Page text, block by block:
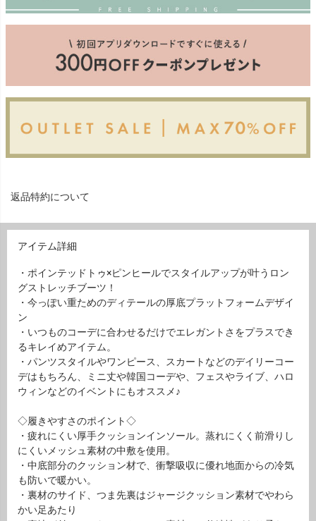
返品特約について
アイテム詳細
・ポインテッドトゥ×ピンヒールでスタイルアップが叶うロン
グストレッチブーツ！
・今っぽい重ためのディテールの厚底プラットフォームデザイ
ン
・いつものコーデに合わせるだけでエレガントさをプラスでき
るキレイめアイテム。
・パンツスタイルやワンピース、スカートなどのデイリーコー
デはもちろん、ミニ丈や韓国コーデや、フェスやライブ、ハロ
ウィンなどのイベントにもオススメ♪
◇履きやすさのポイント◇
・疲れにくい厚手クッションインソール。蒸れにくく前滑りし
にくいメッシュ素材の中敷を使用。
・中底部分のクッション材で、衝撃吸収に優れ地面からの冷気
も防いで暖かい。
・裏材のサイド、つま先裏はジャージクッション素材でやわら
かい足あたり